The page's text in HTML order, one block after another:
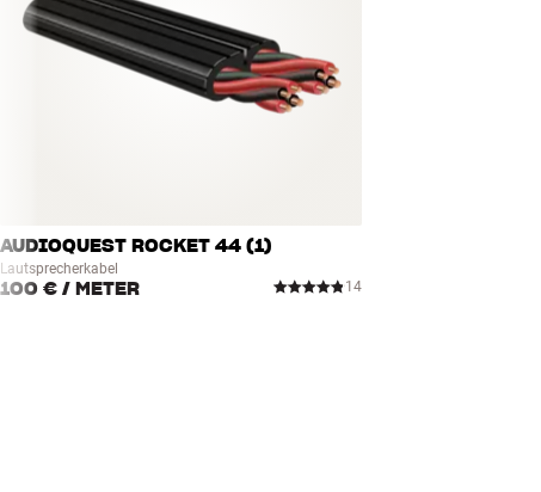
AUDIOQUEST ROCKET 44 (1)
Lautsprecherkabel
100 € / METER 14